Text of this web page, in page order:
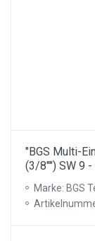
"BGS Multi-
(3/8"") SW 9 -
Marke: BGS